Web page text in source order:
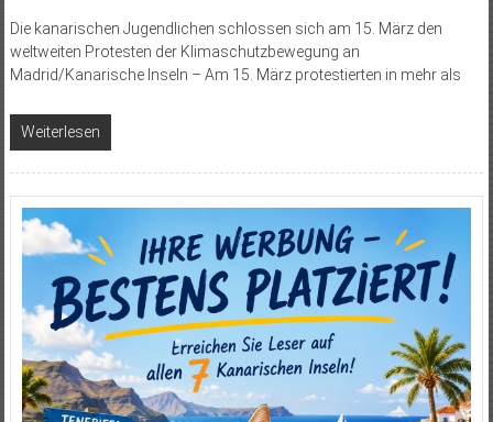
Die kanarischen Jugendlichen schlossen sich am 15. März den
weltweiten Protesten der Klimaschutzbewegung an
Madrid/Kanarische Inseln – Am 15. März protestierten in mehr als
Weiterlesen